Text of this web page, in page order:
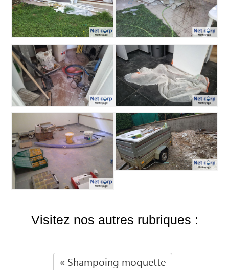
Visitez nos autres rubriques :
« Shampoing moquette